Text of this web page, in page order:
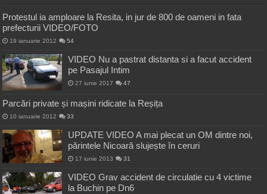
Protestul ia amploare la Resita, in jur de 800 de oameni in fata
prefecturii VIDEO/FOTO
19 ianuarie 2012 54
VIDEO Nu a pastrat distanta si a facut accident
pe Pasajul Intim
27 iunie 2017 47
Parcări private și mașini ridicate la Reșița
10 ianuarie 2012 33
UPDATE VIDEO A mai plecat un OM dintre noi,
părintele Nicoară slujește în ceruri
17 iunie 2013 31
VIDEO Grav accident de circulatie cu 4 victime
la Buchin pe Dn6